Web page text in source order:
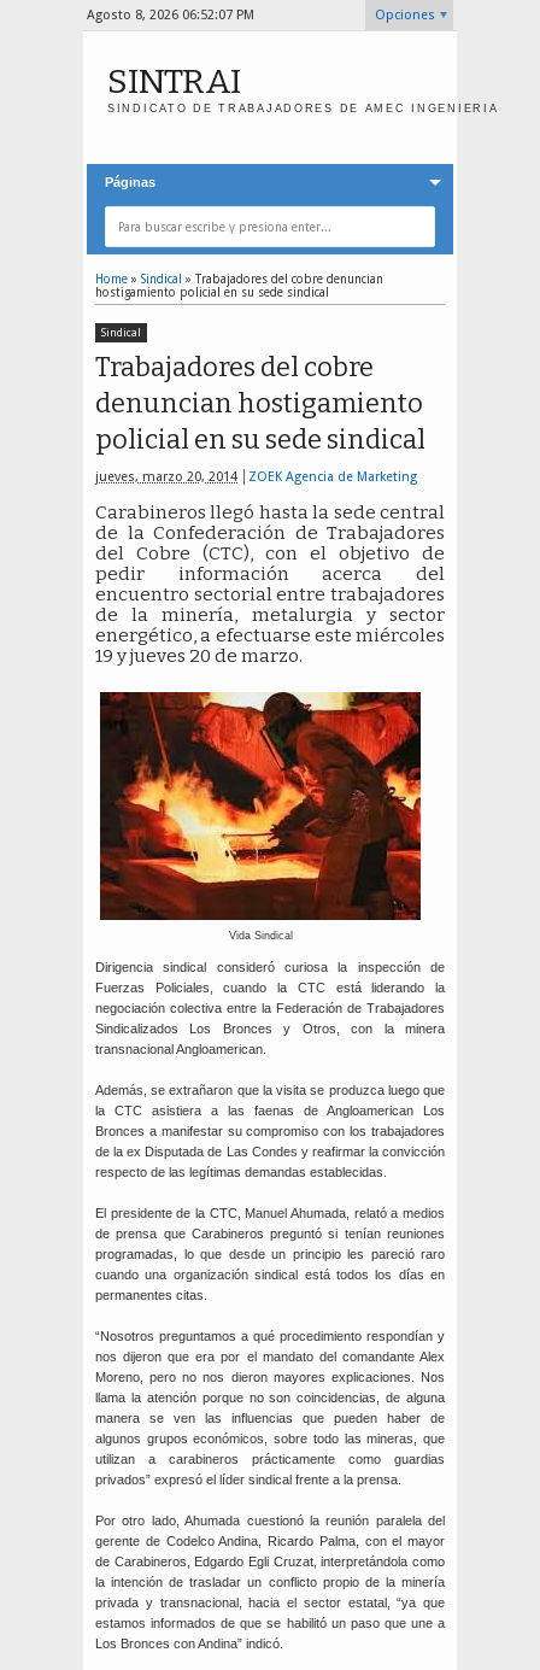
Agosto 8, 2026 06:52:08 PM Opciones
SINTRAI
SINDICATO DE TRABAJADORES DE AMEC INGENIERIA
Páginas
Home » Sindical » Trabajadores del cobre denuncian
hostigamiento policial en su sede sindical
Sindical
Trabajadores del cobre
denuncian hostigamiento
policial en su sede sindical
jueves, marzo 20, 2014 ZOEK Agencia de Marketing
Carabineros llegó hasta la sede central
de la Confederación de Trabajadores
del Cobre (CTC), con el objetivo de
pedir información acerca del
encuentro sectorial entre trabajadores
de la minería, metalurgia y sector
energético, a efectuarse este miércoles
19 y jueves 20 de marzo.
Vida Sindical
Dirigencia sindical consideró curiosa la inspección de
Fuerzas Policiales, cuando la CTC está liderando la
negociación colectiva entre la Federación de Trabajadores
Sindicalizados Los Bronces y Otros, con la minera
transnacional Angloamerican.
Además, se extrañaron que la visita se produzca luego que
la CTC asistiera a las faenas de Angloamerican Los
Bronces a manifestar su compromiso con los trabajadores
de la ex Disputada de Las Condes y reafirmar la convicción
respecto de las legítimas demandas establecidas.
El presidente de la CTC, Manuel Ahumada, relató a medios
de prensa que Carabineros preguntó si tenían reuniones
programadas, lo que desde un principio les pareció raro
cuando una organización sindical está todos los días en
permanentes citas.
“Nosotros preguntamos a qué procedimiento respondían y
nos dijeron que era por el mandato del comandante Alex
Moreno, pero no nos dieron mayores explicaciones. Nos
llama la atención porque no son coincidencias, de alguna
manera se ven las influencias que pueden haber de
algunos grupos económicos, sobre todo las mineras, que
utilizan a carabineros prácticamente como guardias
privados” expresó el líder sindical frente a la prensa.
Por otro lado, Ahumada cuestionó la reunión paralela del
gerente de Codelco Andina, Ricardo Palma, con el mayor
de Carabineros, Edgardo Egli Cruzat, interpretándola como
la intención de trasladar un conflicto propio de la minería
privada y transnacional, hacia el sector estatal, “ya que
estamos informados de que se habilitó un paso que une a
Los Bronces con Andina” indicó.